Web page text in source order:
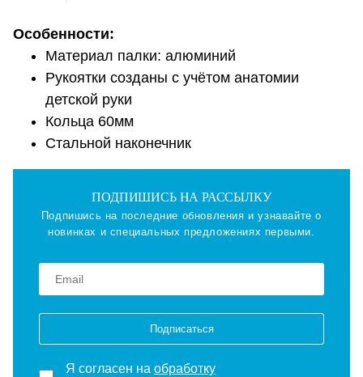
Особенности:
Материал палки: алюминий
Рукоятки созданы с учётом анатомии
детской руки
Кольца 60мм
Стальной наконечник
ПОДПИШИСЬ НА РАССЫЛКУ
Подпишись на последние обновления и узнавайте о
новинках и специальных предложениях первыми.
Подписаться
Я согласен на обработку